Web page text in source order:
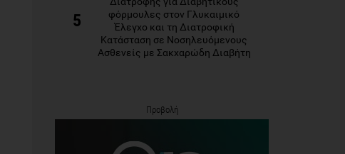
5
φόρμουλες στον Γλυκαιμικό
Έλεγχο και τη Διατροφική
Κατάσταση σε Νοσηλευόμενους
Ασθενείς με Σακχαρώδη Διαβήτη
Προβολή